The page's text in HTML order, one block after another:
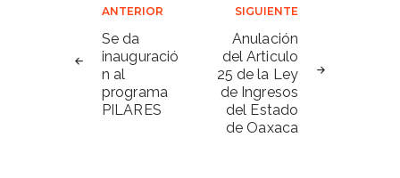
Navegación
de
entradas
ANTERIOR
Se da
inauguració
n al
programa
PILARES
SIGUIENTE
Anulación
del Articulo
25 de la Ley
de Ingresos
del Estado
de Oaxaca